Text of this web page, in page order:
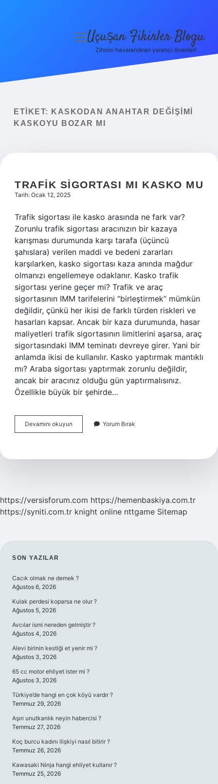
Yasal Uyarı
menüyü
Uçuşan Fikirler Blogu
Zihnini havalandıran yaratıcı öneriler!
ETIKET:
KASKODAN ANAHTAR DEĞIŞIMI
KASKOYU BOZAR MI
TRAFIK SIGORTASI MI KASKO MU
Tarih: Ocak 12, 2025
Trafik sigortası ile kasko arasında ne fark var?
Zorunlu trafik sigortası aracınızın bir kazaya
karışması durumunda karşı tarafa (üçüncü
şahıslara) verilen maddi ve bedeni zararları
karşılarken, kasko sigortası kaza anında mağdur
olmanızı engellemeye odaklanır. Kasko trafik
sigortası yerine geçer mi? Trafik ve araç
sigortasının IMM tarifelerini “birleştirmek” mümkün
değildir, çünkü her ikisi de farklı türden riskleri ve
hasarları kapsar. Ancak bir kaza durumunda, hasar
maliyetleri trafik sigortasının limitlerini aşarsa, araç
sigortasındaki IMM teminatı devreye girer. Yani bir
anlamda ikisi de kullanılır. Kasko yaptırmak mantıklı
mı? Araba sigortası yaptırmak zorunlu değildir,
ancak bir aracınız olduğu gün yaptırmalısınız.
Özellikle büyük bir şehirde…
Devamını okuyun
Sigortası
Mu
Yorum Bırak
https://versisforum.com https://hemenbaskiya.com.tr
https://syniti.com.tr knight online nttgame Sitemap
SIDEBAR
SON YAZILAR
Cacık olmak ne demek ?
Ağustos 6, 2026
Kulak perdesi koparsa ne olur ?
Ağustos 5, 2026
Avcılar ismi nereden gelmiştir ?
Ağustos 4, 2026
Alevi birinin kestiği et yenir mi ?
Ağustos 3, 2026
65 cc motor ehliyet ister mi ?
Ağustos 3, 2026
Türkiye’de hangi en çok köyü vardır ?
Temmuz 29, 2026
Aşırı unutkanlık neyin habercisi ?
Temmuz 27, 2026
Koç burcu kadını ilişkiyi nasıl bitirir ?
Temmuz 26, 2026
Kawasaki Ninja hangi ehliyet kullanır ?
Temmuz 25, 2026